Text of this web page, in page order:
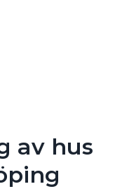
av hus